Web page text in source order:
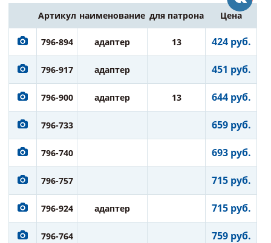
Артикул наименование для патрона Цена
796-894 адаптер 13 424 руб.
796-917 адаптер 451 руб.
796-900 адаптер 13 644 руб.
796-733 659 руб.
796-740 693 руб.
796-757 715 руб.
796-924 адаптер 715 руб.
796-764 759 руб.